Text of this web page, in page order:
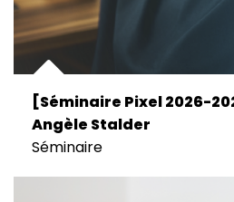
[Séminaire Pixel 2026-
Angèle Stalder
Séminaire